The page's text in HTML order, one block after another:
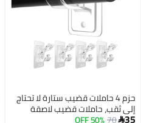
حزم 4 حاملات قضيب ستارة لا تحتاج
إلى ثقب، حاملات قضيب لاصقة
ذاتية، عصًا متعددة الأغراض خالية
35
70
50% OFF